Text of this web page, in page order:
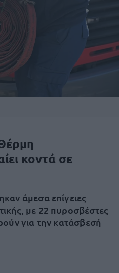
κοντά σε
άμεσα επίγειες
με 22 πυροσβέστες
για την κατάσβεσή